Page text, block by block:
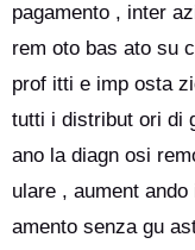
pagamento , inter
rem oto bas ato su
prof itti e imp osta
tutti i distribut ori di
ano la diagn osi
ulare , aument
amento senza gu